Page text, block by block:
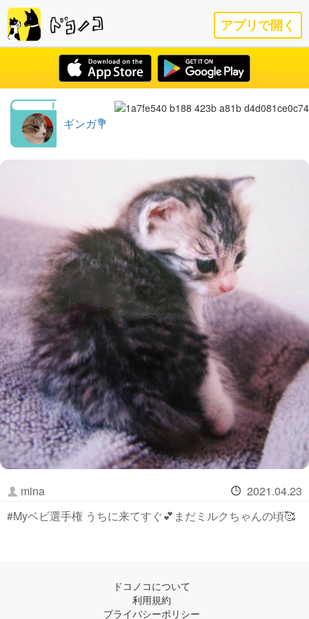
アプリで開く
ギンガ💐
mina
2021.04.23
#Myベビ選手権 うちに来てすぐ💕まだミルクちゃんの頃🥰
ドコノコについて
利用規約
プライバシーポリシー